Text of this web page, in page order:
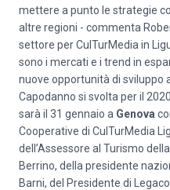
mettere a punto le strategie
altre regioni - commenta
settore per CulTurMedia in
sono i mercati e i trend in
nuove opportunità di sviluppo
Capodanno si svolta per il
sarà il 31 gennaio a Genova
Cooperative di CulTurMedia
dell’Assessore al Turismo
Berrino, della presidente
Barni, del Presidente di